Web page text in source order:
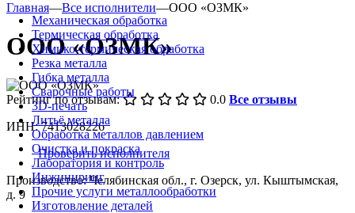
Механическая обработка
Термическая обработка
Химико-термическая обработка
Резка металла
Гибка металла
Сварочные работы
3D-печать
Литьё металла
Обработка металлов давлением
Очистка и покраска
Лаборатория и контроль
Инжиниринг
Прочие услуги металлообработки
Изготовление деталей
Главная—Все исполнители—ООО «ОЗМК»
ООО «ОЗМК»
Рейтинг по отзывам: 0.0 Все отзывы
ИНН: 7413028226
Проверить исполнителя
Производство: Челябинская обл., г. Озерск, ул. Кыштымская,
д. 9